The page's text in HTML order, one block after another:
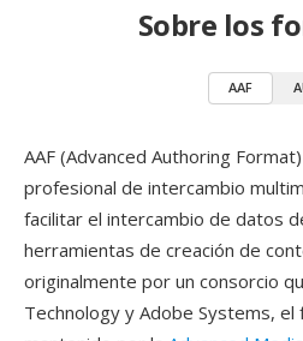
Sobre los
AAF
AAF (Advanced Authoring
profesional de intercambio
facilitar el intercambio de datos
herramientas de creación de
originalmente por un consorcio
Technology y Adobe Systems,